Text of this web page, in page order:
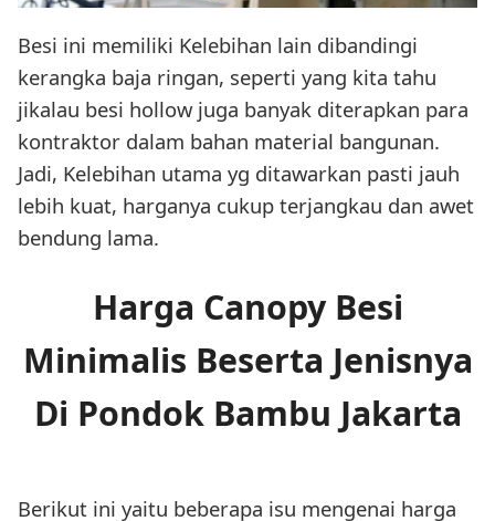
Besi ini memiliki Kelebihan lain dibandingi
kerangka baja ringan, seperti yang kita tahu
jikalau besi hollow juga banyak diterapkan para
kontraktor dalam bahan material bangunan.
Jadi, Kelebihan utama yg ditawarkan pasti jauh
lebih kuat, harganya cukup terjangkau dan awet
bendung lama.
Harga Canopy Besi
Minimalis Beserta Jenisnya
Di Pondok Bambu Jakarta
Berikut ini yaitu beberapa isu mengenai harga